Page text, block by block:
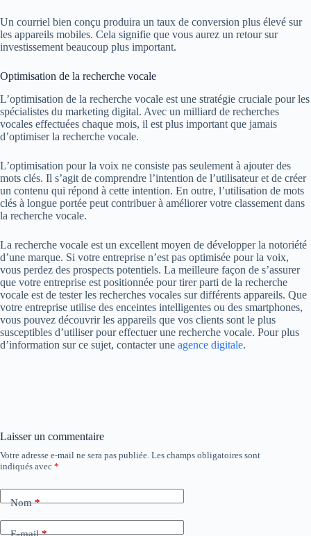
Un courriel bien conçu produira un taux de conversion plus élevé sur
les appareils mobiles. Cela signifie que vous aurez un retour sur
investissement beaucoup plus important.
Optimisation de la recherche vocale
L’optimisation de la recherche vocale est une stratégie cruciale pour les
spécialistes du marketing digital. Avec un milliard de recherches
vocales effectuées chaque mois, il est plus important que jamais
d’optimiser la recherche vocale.
L’optimisation pour la voix ne consiste pas seulement à ajouter des
mots clés. Il s’agit de comprendre l’intention de l’utilisateur et de créer
un contenu qui répond à cette intention. En outre, l’utilisation de mots
clés à longue portée peut contribuer à améliorer votre classement dans
la recherche vocale.
La recherche vocale est un excellent moyen de développer la notoriété
d’une marque. Si votre entreprise n’est pas optimisée pour la voix,
vous perdez des prospects potentiels. La meilleure façon de s’assurer
que votre entreprise est positionnée pour tirer parti de la recherche
vocale est de tester les recherches vocales sur différents appareils. Que
votre entreprise utilise des enceintes intelligentes ou des smartphones,
vous pouvez découvrir les appareils que vos clients sont le plus
susceptibles d’utiliser pour effectuer une recherche vocale. Pour plus
d’information sur ce sujet, contacter une agence digitale.
Laisser un commentaire
Votre adresse e-mail ne sera pas publiée. Les champs obligatoires sont
indiqués avec *
Nom*
E-mail*